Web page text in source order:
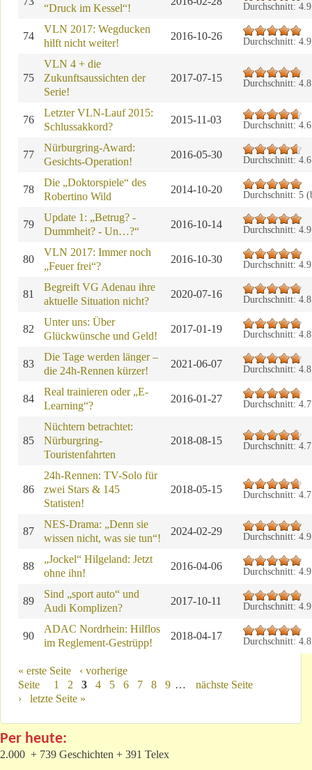
“Druck im Kessel“!
Durchschnitt: 4.9
74
VLN 2017: Wegducken
hilft nicht weiter!
2016-10-26 Durchschnitt: 4.9
75
VLN 4 + die
Zukunftsaussichten der
Serie!
2017-07-15 Durchschnitt: 4.8
76
Letzter VLN-Lauf 2015:
Schlussakkord?
2015-11-03 Durchschnitt: 4.6
77
Nürburgring-Award:
Gesichts-Operation!
2016-05-30 Durchschnitt: 4.6
78
Die „Doktorspiele“ des
Robertino Wild
2014-10-20 Durchschnitt: 5
79
Update 1: „Betrug? -
Dummheit? - Un…?“
2016-10-14 Durchschnitt: 4.9
80
VLN 2017: Immer noch
„Feuer frei“?
2016-10-30 Durchschnitt: 4.9
81
Begreift VG Adenau ihre
aktuelle Situation nicht?
2020-07-16 Durchschnitt: 4.8
82
Unter uns: Über
Glückwünsche und Geld!
2017-01-19 Durchschnitt: 4.8
83
Die Tage werden länger –
die 24h-Rennen kürzer!
2021-06-07 Durchschnitt: 4.8
84
Real trainieren oder „E-
Learning“?
2016-01-27 Durchschnitt: 4.7
85
Nüchtern betrachtet:
Nürburgring-
Touristenfahrten
2018-08-15 Durchschnitt: 4.7
86
24h-Rennen: TV-Solo für
zwei Stars & 145
Statisten!
2018-05-15 Durchschnitt: 4.7
87
NES-Drama: „Denn sie
wissen nicht, was sie tun“!
2024-02-29 Durchschnitt: 4.9
88
„Jockel“ Hilgeland: Jetzt
ohne ihn!
2016-04-06 Durchschnitt: 4.9
89
Sind „sport auto“ und
Audi Komplizen?
2017-10-11 Durchschnitt: 4.9
90
ADAC Nordrhein: Hilflos
im Reglement-Gestrüpp!
2018-04-17 Durchschnitt: 4.8
Seiten
« erste Seite
‹ vorherige
Seite
1 2 3 4 5 6 7 8 9 …
nächste Seite
›
letzte Seite »
Per heute:
2.000 + 739 Geschichten + 391 Telex